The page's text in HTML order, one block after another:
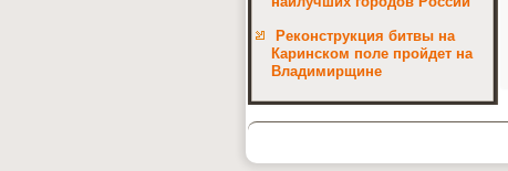
Реконструкция битвы на
Каринском поле пройдет на
Владимирщине